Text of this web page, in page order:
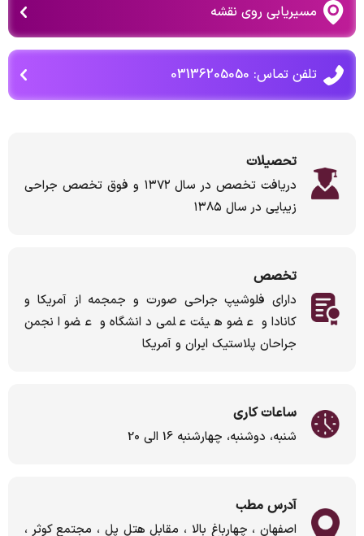
مسیریابی روی نقشه
تلفن تماس: 03136205050
تحصیلات
دریافت تخصص در سال ۱۳۷۲ و فوق تخصص جراحی
زیبایی در سال ۱۳۸۵
تخصص
دارای فلوشیپ جراحی صورت و جمجمه از آمریکا و
کانادا و عضو هیئت علمی دانشگاه و عضو انجمن
جراحان پلاستیک ایران و آمریکا
ساعات کاری
شنبه، دوشنبه، چهارشنبه 16 الی 20
آدرس مطب
اصفهان ، چهارباغ بالا ، مقابل هتل پل ، مجتمع کوثر ،